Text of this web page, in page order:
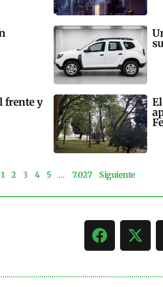
frente y
1 2 3 4 5 … 7.027 Siguiente